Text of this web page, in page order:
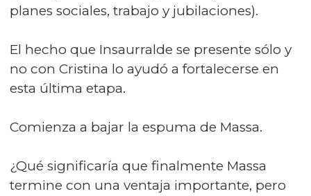
planes sociales, trabajo y jubilaciones).
El hecho que Insaurralde se presente sólo y
no con Cristina lo ayudó a fortalecerse en
esta última etapa.
Comienza a bajar la espuma de Massa.
¿Qué significaría que finalmente Massa
termine con una ventaja importante, pero